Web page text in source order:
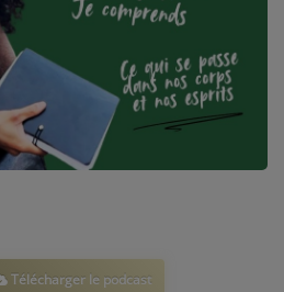
Télécharger le podcast